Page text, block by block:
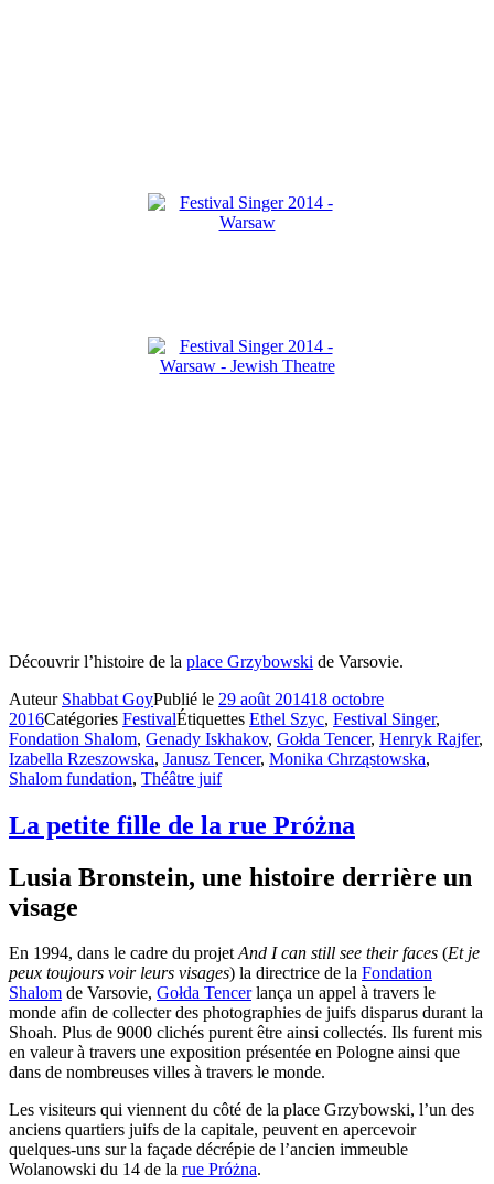
Découvrir l’histoire de la place Grzybowski de Varsovie.
Auteur Shabbat GoyPublié le 29 août 201418 octobre
2016Catégories FestivalÉtiquettes Ethel Szyc, Festival Singer,
Fondation Shalom, Genady Iskhakov, Gołda Tencer, Henryk Rajfer,
Izabella Rzeszowska, Janusz Tencer, Monika Chrząstowska,
Shalom fundation, Théâtre juif
La petite fille de la rue Próżna
Lusia Bronstein, une histoire derrière un
visage
En 1994, dans le cadre du projetAnd I can still see their faces (Et je
peux toujours voir leurs visages) la directrice de la Fondation
Shalom de Varsovie, Gołda Tencerlança un appel à travers le
monde afin de collecter des photographies de juifs disparus durant la
Shoah. Plus de 9000 clichés purent être ainsi collectés. Ils furent mis
en valeur à travers une exposition présentée en Pologne ainsi que
dans de nombreuses villes à travers le monde.
Les visiteurs qui viennent du côté de la place Grzybowski, l’un des
anciens quartiers juifs de la capitale, peuvent en apercevoir
quelques-uns sur la façade décrépie de l’ancien immeuble
Wolanowski du 14 de la rue Próżna.